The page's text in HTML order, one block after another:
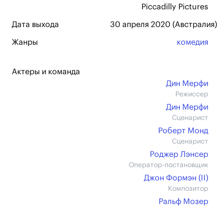
Piccadilly Pictures
Дата выхода 30 апреля 2020 (Австралия)
Жанры комедия
Актеры и команда
Дин Мерфи
Режиссер
Дин Мерфи
Сценарист
Роберт Монд
Сценарист
Роджер Лэнсер
Оператор-постановщик
Джон Формэн (II)
Композитор
Ральф Мозер